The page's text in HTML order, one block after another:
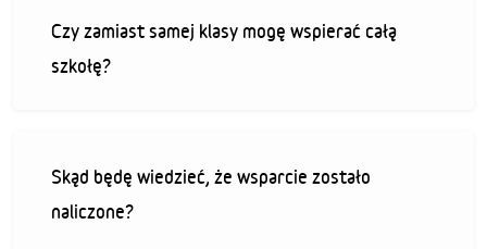
Czy zamiast samej klasy mogę wspierać całą
szkołę?
Skąd będę wiedzieć, że wsparcie zostało
naliczone?